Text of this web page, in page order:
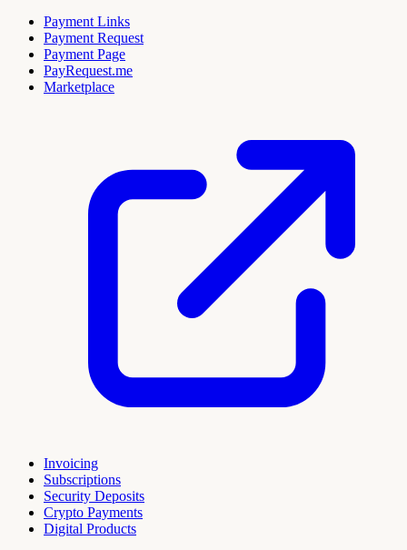
Payment Links
Payment Request
Payment Page
PayRequest.me
Marketplace
Invoicing
Subscriptions
Security Deposits
Crypto Payments
Digital Products